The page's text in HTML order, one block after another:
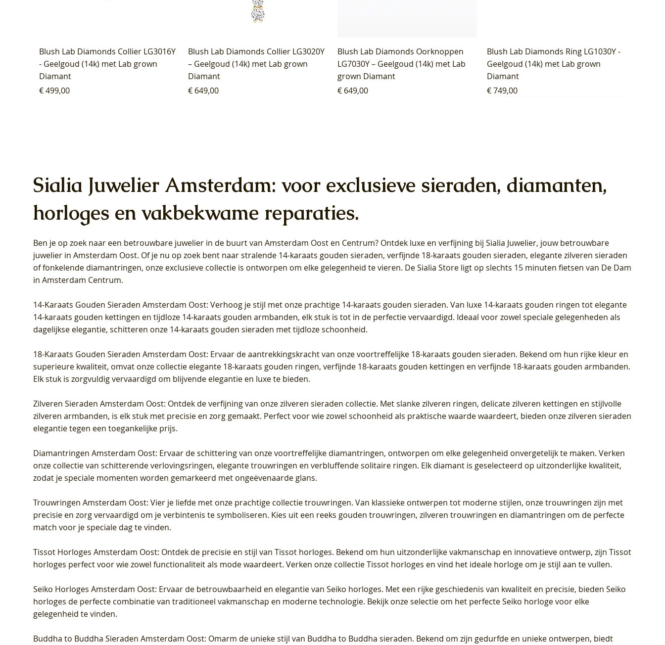
Blush Lab Diamonds Collier LG3016Y
- Geelgoud (14k) met Lab grown
Diamant
Prijs
€ 499,00
Blush Lab Diamonds Collier LG3020Y
– Geelgoud (14k) met Lab grown
Diamant
Prijs
€ 649,00
Blush Lab Diamonds Oorknoppen
LG7030Y – Geelgoud (14k) met Lab
grown Diamant
Prijs
€ 649,00
Blush Lab Diamonds Ring LG1030Y -
Geelgoud (14k) met Lab grown
Diamant
Prijs
€ 749,00
Blush Lab Diamonds Oorhangers
LG9006Y/S - Geelgoud (14k) met Lab
grown Diamant
Blush Lab Diamonds Oorhangers
LG9007Y/S - Geelgoud (14k) met Lab
grown Diamant
Blush Lab Diamonds Ring LG1028Y -
Geelgoud (14k) met Lab grown
Diamant
Blush Lab Diamonds Collier LG3014Y
- Geelgoud (14k) met Lab grown
Diamant
Blush Lab Diamonds Collier LG3019Y
– Geelgoud (14k) met Lab grown
Diamant
Blush Lab Diamonds Ring LG1042Y –
Geelgoud (14k) met Lab grown
Diamant
Blush Lab Diamonds Oorknoppen
LG7027Y - Geelgoud (14k) met Lab
grown Diamant
Blush Lab Diamonds Ring LG1029Y -
Geelgoud (14k) met Lab grown
Diamant
Blush Lab Diamonds Ring LG1031Y -
Geelgoud (14k) met Lab grown
Diamant
Blush Lab Diamonds Ring LG1044Y –
Geelgoud (14k) met Lab grown
Diamant
Blush Lab Diamonds Oorknoppen
LG7026Y - Geelgoud (14k) met Lab
grown Diamant
Blush Lab Diamonds Oorknoppen
LG7033Y – Geelgoud (14k) met Lab
grown Diamant
Sialia Juwelier Amsterdam: voor exclusieve sieraden, diamanten,
horloges en vakbekwame reparaties.
Ben je op zoek naar een betrouwbare juwelier in de buurt van Amsterdam Oost en Centrum? Ontdek luxe en verfijning bij Sialia Juwelier, jouw betrouwbare
juwelier in Amsterdam Oost. Of je nu op zoek bent naar stralende 14-karaats gouden sieraden, verfijnde 18-karaats gouden sieraden, elegante zilveren sieraden
of fonkelende diamantringen, onze exclusieve collectie is ontworpen om elke gelegenheid te vieren. De Sialia Store ligt op slechts 15 minuten fietsen van De Dam
in Amsterdam Centrum.
14-Karaats Gouden Sieraden Amsterdam Oost: Verhoog je stijl met onze prachtige 14-karaats gouden sieraden. Van luxe 14-karaats gouden ringen tot elegante
14-karaats gouden kettingen en tijdloze 14-karaats gouden armbanden, elk stuk is tot in de perfectie vervaardigd. Ideaal voor zowel speciale gelegenheden als
dagelijkse elegantie, schitteren onze 14-karaats gouden sieraden met tijdloze schoonheid.
18-Karaats Gouden Sieraden Amsterdam Oost: Ervaar de aantrekkingskracht van onze voortreffelijke 18-karaats gouden sieraden. Bekend om hun rijke kleur en
superieure kwaliteit, omvat onze collectie elegante 18-karaats gouden ringen, verfijnde 18-karaats gouden kettingen en verfijnde 18-karaats gouden armbanden.
Elk stuk is zorgvuldig vervaardigd om blijvende elegantie en luxe te bieden.
Zilveren Sieraden Amsterdam Oost: Ontdek de verfijning van onze zilveren sieraden collectie. Met slanke zilveren ringen, delicate zilveren kettingen en stijlvolle
zilveren armbanden, is elk stuk met precisie en zorg gemaakt. Perfect voor wie zowel schoonheid als praktische waarde waardeert, bieden onze zilveren sieraden
elegantie tegen een toegankelijke prijs.
Diamantringen Amsterdam Oost: Ervaar de schittering van onze voortreffelijke diamantringen, ontworpen om elke gelegenheid onvergetelijk te maken. Verken
onze collectie van schitterende verlovingsringen, elegante trouwringen en verbluffende solitaire ringen. Elk diamant is geselecteerd op uitzonderlijke kwaliteit,
zodat je speciale momenten worden gemarkeerd met ongeëvenaarde glans.
Trouwringen Amsterdam Oost: Vier je liefde met onze prachtige collectie trouwringen. Van klassieke ontwerpen tot moderne stijlen, onze trouwringen zijn met
precisie en zorg vervaardigd om je verbintenis te symboliseren. Kies uit een reeks gouden trouwringen, zilveren trouwringen en diamantringen om de perfecte
match voor je speciale dag te vinden.
Tissot Horloges Amsterdam Oost: Ontdek de precisie en stijl van Tissot horloges. Bekend om hun uitzonderlijke vakmanschap en innovatieve ontwerp, zijn Tissot
horloges perfect voor wie zowel functionaliteit als mode waardeert. Verken onze collectie Tissot horloges en vind het ideale horloge om je stijl aan te vullen.
Seiko Horloges Amsterdam Oost: Ervaar de betrouwbaarheid en elegantie van Seiko horloges. Met een rijke geschiedenis van kwaliteit en precisie, bieden Seiko
horloges de perfecte combinatie van traditioneel vakmanschap en moderne technologie. Bekijk onze selectie om het perfecte Seiko horloge voor elke
gelegenheid te vinden.
Buddha to Buddha Sieraden Amsterdam Oost: Omarm de unieke stijl van Buddha to Buddha sieraden. Bekend om zijn gedurfde en unieke ontwerpen, biedt